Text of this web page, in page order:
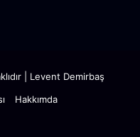
| Levent Demirbaş
Hakkımda